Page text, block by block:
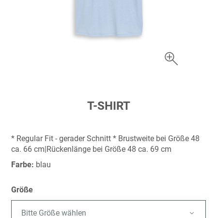
springen
T-SHIRT
* Regular Fit - gerader Schnitt * Brustweite bei Größe 48
ca. 66 cm|Rückenlänge bei Größe 48 ca. 69 cm
Farbe: blau
Größe
Bitte Größe wählen